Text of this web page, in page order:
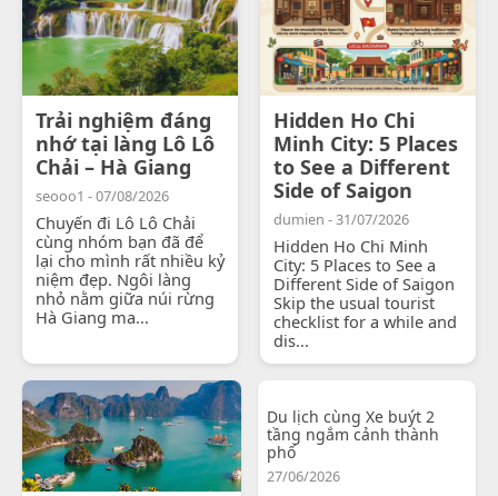
Trải nghiệm đáng
nhớ tại làng Lô Lô
Chải – Hà Giang
seooo1 - 07/08/2026
Chuyến đi Lô Lô Chải
cùng nhóm bạn đã để
lại cho mình rất nhiều kỷ
niệm đẹp. Ngôi làng
nhỏ nằm giữa núi rừng
Hà Giang ma...
Hidden Ho Chi
Minh City: 5 Places
to See a Different
Side of Saigon
dumien - 31/07/2026
Hidden Ho Chi Minh
City: 5 Places to See a
Different Side of Saigon
Skip the usual tourist
checklist for a while and
dis...
Du lịch cùng Xe buýt 2
tầng ngắm cảnh thành
phố
27/06/2026